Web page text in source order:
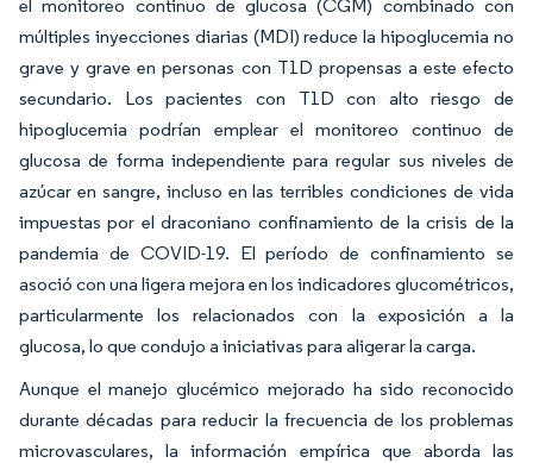
el monitoreo continuo de glucosa (CGM) combinado con
múltiples inyecciones diarias (MDI) reduce la hipoglucemia no
grave y grave en personas con T1D propensas a este efecto
secundario. Los pacientes con T1D con alto riesgo de
hipoglucemia podrían emplear el monitoreo continuo de
glucosa de forma independiente para regular sus niveles de
azúcar en sangre, incluso en las terribles condiciones de vida
impuestas por el draconiano confinamiento de la crisis de la
pandemia de COVID-19. El período de confinamiento se
asoció con una ligera mejora en los indicadores glucométricos,
particularmente los relacionados con la exposición a la
glucosa, lo que condujo a iniciativas para aligerar la carga.
Aunque el manejo glucémico mejorado ha sido reconocido
durante décadas para reducir la frecuencia de los problemas
microvasculares, la información empírica que aborda las